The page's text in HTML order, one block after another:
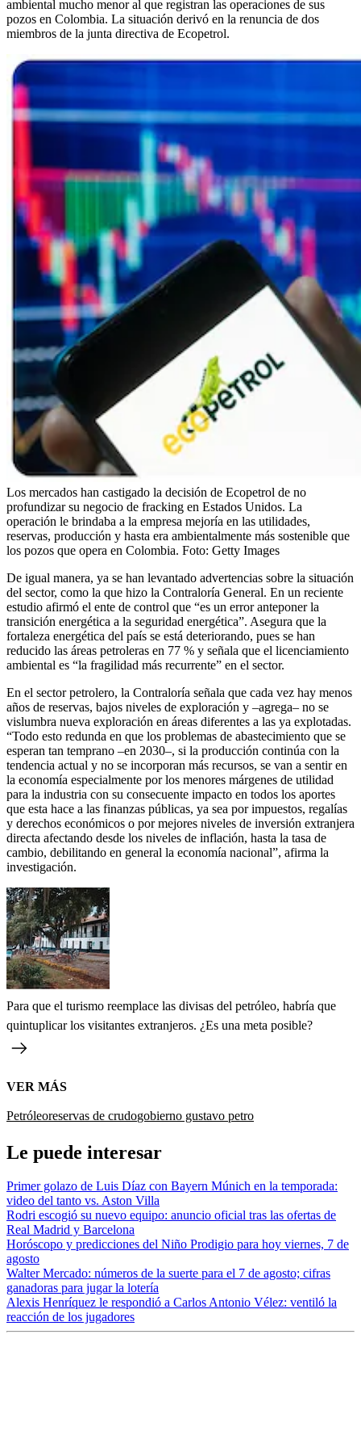
ambiental mucho menor al que registran las operaciones de sus
pozos en Colombia. La situación derivó en la renuncia de dos
miembros de la junta directiva de Ecopetrol.
Los mercados han castigado la decisión de Ecopetrol de no
profundizar su negocio de fracking en Estados Unidos. La
operación le brindaba a la empresa mejoría en las utilidades,
reservas, producción y hasta era ambientalmente más sostenible que
los pozos que opera en Colombia. Foto: Getty Images
De igual manera, ya se han levantado advertencias sobre la situación
del sector, como la que hizo la Contraloría General. En un reciente
estudio afirmó el ente de control que “es un error anteponer la
transición energética a la seguridad energética”. Asegura que la
fortaleza energética del país se está deteriorando, pues se han
reducido las áreas petroleras en 77 % y señala que el licenciamiento
ambiental es “la fragilidad más recurrente” en el sector.
En el sector petrolero, la Contraloría señala que cada vez hay menos
años de reservas, bajos niveles de exploración y –agrega– no se
vislumbra nueva exploración en áreas diferentes a las ya explotadas.
“Todo esto redunda en que los problemas de abastecimiento que se
esperan tan temprano –en 2030–, si la producción continúa con la
tendencia actual y no se incorporan más recursos, se van a sentir en
la economía especialmente por los menores márgenes de utilidad
para la industria con su consecuente impacto en todos los aportes
que esta hace a las finanzas públicas, ya sea por impuestos, regalías
y derechos económicos o por mejores niveles de inversión extranjera
directa afectando desde los niveles de inflación, hasta la tasa de
cambio, debilitando en general la economía nacional”, afirma la
investigación.
Para que el turismo reemplace las divisas del petróleo, habría que
quintuplicar los visitantes extranjeros. ¿Es una meta posible?
VER MÁS
Petróleoreservas de crudogobierno gustavo petro
Le puede interesar
Primer golazo de Luis Díaz con Bayern Múnich en la temporada:
video del tanto vs. Aston Villa
Rodri escogió su nuevo equipo: anuncio oficial tras las ofertas de
Real Madrid y Barcelona
Horóscopo y predicciones del Niño Prodigio para hoy viernes, 7 de
agosto
Walter Mercado: números de la suerte para el 7 de agosto; cifras
ganadoras para jugar la lotería
Alexis Henríquez le respondió a Carlos Antonio Vélez: ventiló la
reacción de los jugadores